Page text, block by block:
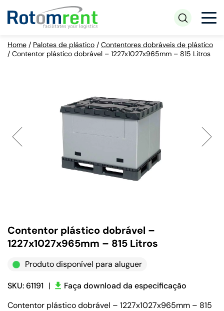
Home / Palotes de plástico / Contentores dobráveis de plástico
/ Contentor plástico dobrável – 1227x1027x965mm – 815 Litros
Contentor plástico dobrável –
1227x1027x965mm – 815 Litros
Produto disponível para aluguer
SKU: 61191 |
Faça download da especificação
Contentor plástico dobrável – 1227x1027x965mm – 815